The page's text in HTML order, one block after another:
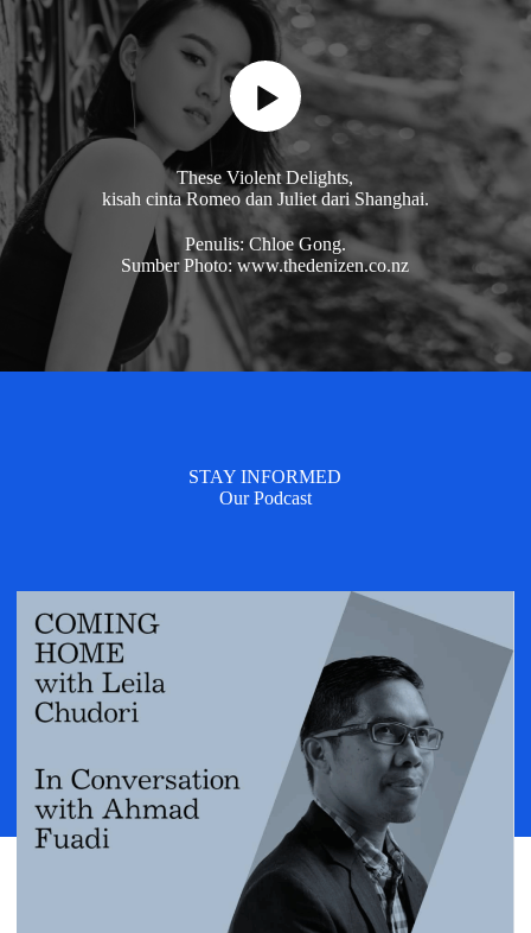
These Violent Delights,
kisah cinta Romeo dan Juliet dari Shanghai.
Penulis: Chloe Gong.
Sumber Photo: www.thedenizen.co.nz
STAY INFORMED
Our Podcast